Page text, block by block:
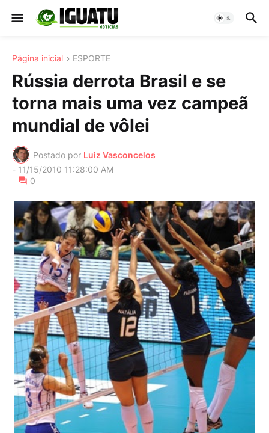
Página inicial ESPORTE
Rússia derrota Brasil e se
torna mais uma vez campeã
mundial de vôlei
Postado por Luiz Vasconcelos
- 11/15/2010 11:28:00 AM
0